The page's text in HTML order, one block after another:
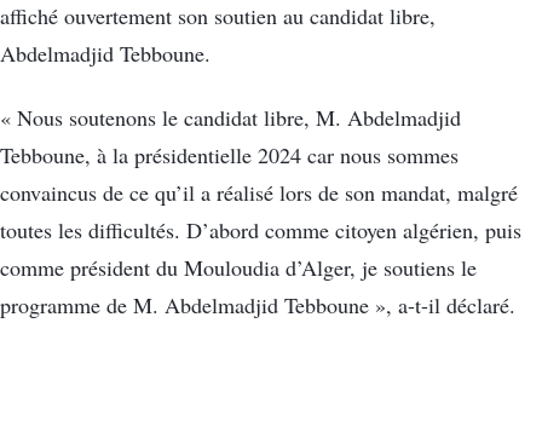
affiché ouvertement son soutien au candidat libre,
Abdelmadjid Tebboune.
« Nous soutenons le candidat libre, M. Abdelmadjid
Tebboune, à la présidentielle 2024 car nous sommes
convaincus de ce qu’il a réalisé lors de son mandat, malgré
toutes les difficultés. D’abord comme citoyen algérien, puis
comme président du Mouloudia d’Alger, je soutiens le
programme de M. Abdelmadjid Tebboune », a-t-il déclaré.